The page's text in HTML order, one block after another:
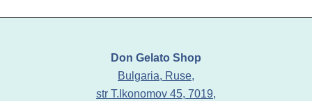
Don Gelato Shop
Bulgaria, Ruse,
str T.Ikonomov 45, 7019,